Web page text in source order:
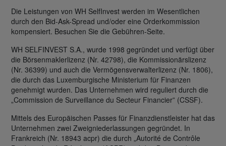
Die Leistungen von WH SelfInvest werden im Wesentlichen
durch den Bid-Ask-Spread und/oder eine Orderkommission
kompensiert. Besuchen Sie die Gebühren-Seite.
WH SELFINVEST S.A., wurde 1998 gegründet und verfügt über
die Börsenmaklerlizenz (Nr. 42798), die Kommissionärslizenz
(Nr. 36399) und auch die Vermögensverwalterlizenz (Nr. 1806),
die durch das Luxemburgische Ministerium für Finanzen
genehmigt wurden. Das Unternehmen wird reguliert durch die
„Commission de Surveillance du Secteur Financier” (CSSF).
Mittels des Europäischen Passes für Finanzdienstleister hat das
Unternehmen zwei Zweigniederlassungen gegründet. In
Frankreich (Nr. 18943 acpr) die durch „Autorité de Contrôle